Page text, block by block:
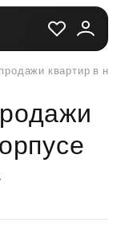
квартир в